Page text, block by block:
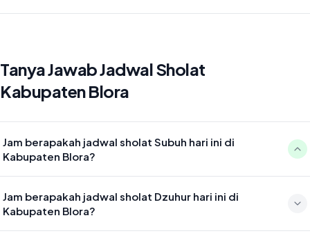
Tanya Jawab Jadwal Sholat
Kabupaten Blora
Jam berapakah jadwal sholat Subuh hari ini di
Kabupaten Blora?
Jam berapakah jadwal sholat Dzuhur hari ini di
Kabupaten Blora?